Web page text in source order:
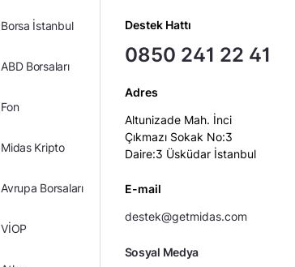
Borsa İstanbul
ABD Borsaları
Fon
Midas Kripto
Avrupa Borsaları
VİOP
Destek Hattı
0850 241 22 41
Adres
Altunizade Mah. İnci
Çıkmazı Sokak No:3
Daire:3 Üsküdar İstanbul
E-mail
destek@getmidas.com
Sosyal Medya